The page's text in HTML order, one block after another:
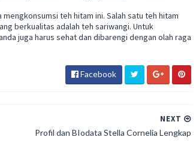
teh hitam ini. Salah satu teh hitam
berkualitas adalah teh sariwangi. Untuk
juga harus sehat dan dibarengi dengan olah raga
Facebook
NEXT
Profil dan BIodata Stella Cornelia Lengkap